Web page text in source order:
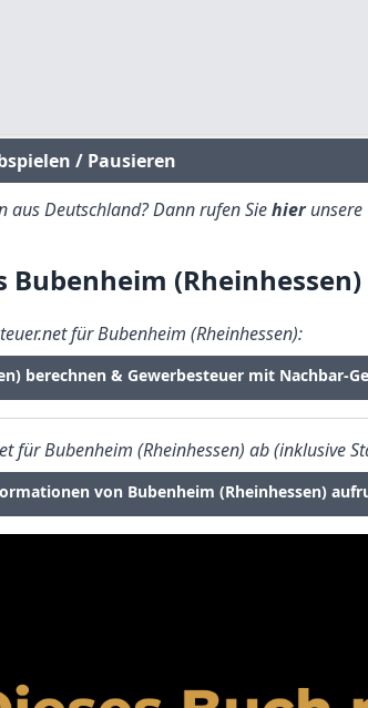
/ Pausieren
aus Deutschland? Dann rufen Siehierunsere
(Rheinhessen)
für Bubenheim (Rheinhessen):
berechnen & Gewerbesteuer mit Nachbar-
für Bubenheim (Rheinhessen) ab (inklusive
von Bubenheim (Rheinhessen)